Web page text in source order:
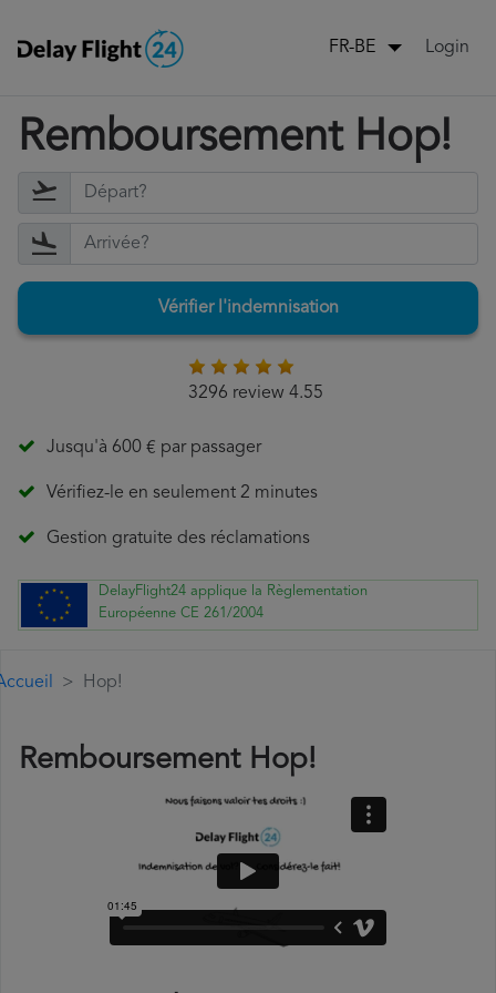
FR-BE Login
Remboursement Hop!
Vérifier l'indemnisation
3296 review 4.55
Jusqu'à 600 € par passager
Vérifiez-le en seulement 2 minutes
Gestion gratuite des réclamations
DelayFlight24 applique la Règlementation
Européenne CE 261/2004
Hop!
Remboursement Hop!